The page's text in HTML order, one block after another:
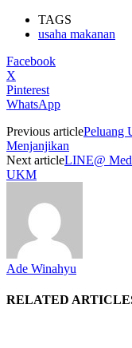
TAGS
usaha makanan
Facebook
X
Pinterest
WhatsApp
Previous articlePeluang
Menjanjikan
Next articleLINE@
UKM
Ade Winahyu
RELATED